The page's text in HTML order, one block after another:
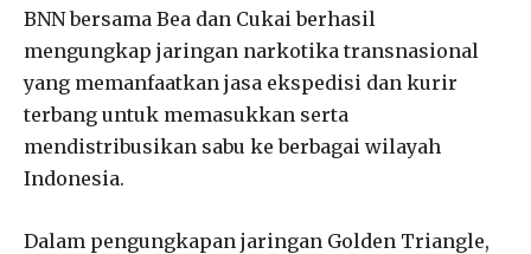
BNN bersama Bea dan Cukai berhasil
mengungkap jaringan narkotika transnasional
yang memanfaatkan jasa ekspedisi dan kurir
terbang untuk memasukkan serta
mendistribusikan sabu ke berbagai wilayah
Indonesia.
Dalam pengungkapan jaringan Golden Triangle,